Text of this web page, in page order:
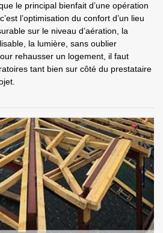
le principal bienfait d’une opération
l’optimisation du confort d’un lieu
sur le niveau d’aération, la
la lumière, sans oublier
rehausser un logement, il faut
tant bien sur côté du prestataire